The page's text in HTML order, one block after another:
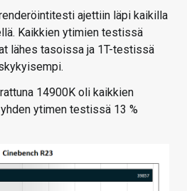
ajettiin läpi kaikilla
Kaikkien ytimien testissä
lähes tasoissa ja 1T-testissä
14900K oli kaikkien
ytimen testissä 13 %